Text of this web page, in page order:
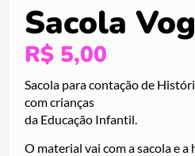
Sacola
R$ 5,00
Sacola para contação de
com crianças
da Educação Infantil.
O material vai com a sacola e